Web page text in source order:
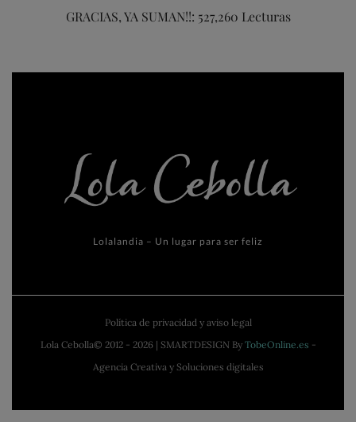
GRACIAS, YA SUMAN!!: 527,260 Lecturas
Lolalandia – Un lugar para ser feliz
Política de privacidad y aviso legal
Lola Cebolla© 2012 - 2026 | SMARTDESIGN By TobeOnline.es -
Agencia Creativa y Soluciones digitales